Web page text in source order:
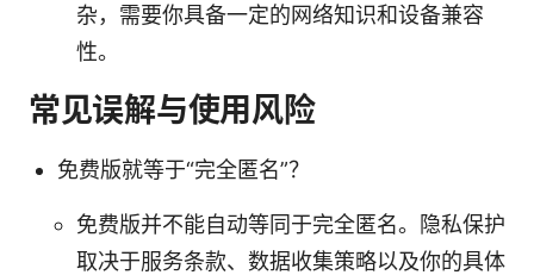
杂，需要你具备一定的网络知识和设备兼容
性。
常见误解与使用风险
免费版就等于“完全匿名”？
免费版并不能自动等同于完全匿名。隐私保护
取决于服务条款、数据收集策略以及你的具体